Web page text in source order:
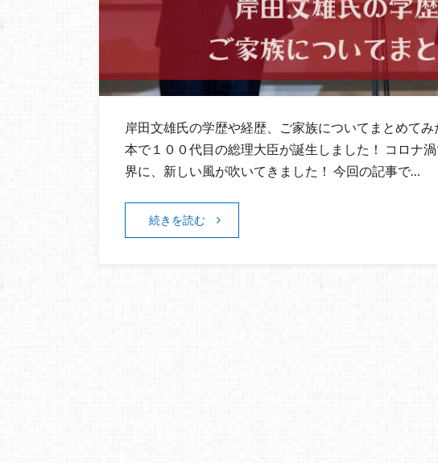
岸田文雄氏の学歴や経歴、ご家族についてまとめて
本で１００代目の総理大臣が誕生しました！ コロナ
界に、新しい風が吹いてきました！ 今回の記事で…
続きを読む